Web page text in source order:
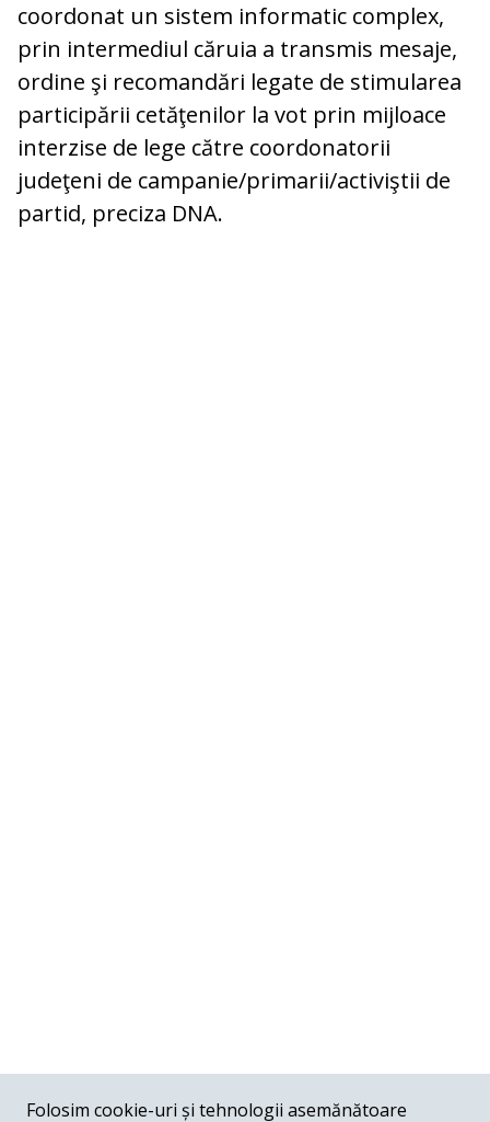
coordonat un sistem informatic complex,
prin intermediul căruia a transmis mesaje,
ordine şi recomandări legate de stimularea
participării cetăţenilor la vot prin mijloace
interzise de lege către coordonatorii
judeţeni de campanie/primarii/activiştii de
partid, preciza DNA.
COMENTARII
Folosim cookie-uri și tehnologii asemănătoare